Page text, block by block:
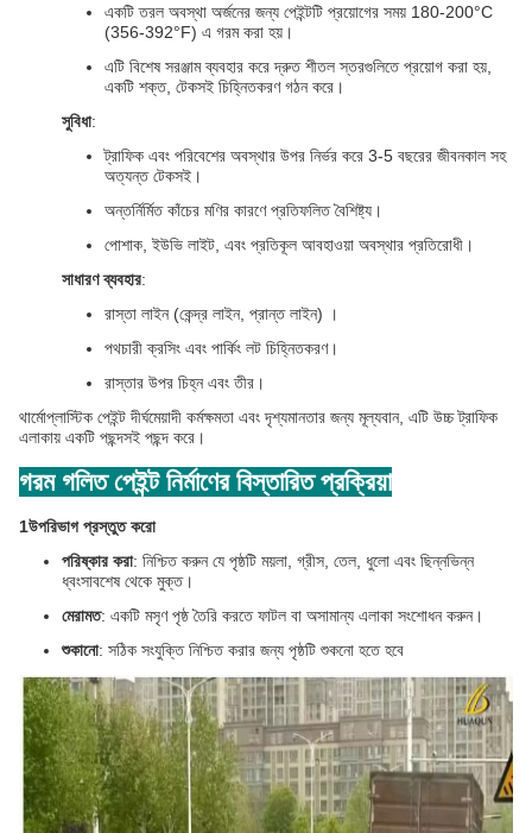
একটি তরল অবস্থা অর্জনের জন্য পেইন্টটি প্রয়োগের সময় 180-200°C
(356-392°F) এ গরম করা হয়।
এটি বিশেষ সরঞ্জাম ব্যবহার করে দ্রুত শীতল স্তরগুলিতে প্রয়োগ করা হয়,
একটি শক্ত, টেকসই চিহ্নিতকরণ গঠন করে।
সুবিধা:
ট্রাফিক এবং পরিবেশের অবস্থার উপর নির্ভর করে 3-5 বছরের জীবনকাল সহ
অত্যন্ত টেকসই।
অন্তর্নির্মিত কাঁচের মণির কারণে প্রতিফলিত বৈশিষ্ট্য।
পোশাক, ইউভি লাইট, এবং প্রতিকূল আবহাওয়া অবস্থার প্রতিরোধী।
সাধারণ ব্যবহার:
রাস্তা লাইন (কেন্দ্র লাইন, প্রান্ত লাইন) ।
পথচারী ক্রসিং এবং পার্কিং লট চিহ্নিতকরণ।
রাস্তার উপর চিহ্ন এবং তীর।
থার্মোপ্লাস্টিক পেইন্ট দীর্ঘমেয়াদী কর্মক্ষমতা এবং দৃশ্যমানতার জন্য মূল্যবান, এটি উচ্চ ট্রাফিক
এলাকায় একটি পছন্দসই পছন্দ করে।
গরম গলিত পেইন্ট নির্মাণের বিস্তারিত প্রক্রিয়া
1উপরিভাগ প্রস্তুত করো
পরিষ্কার করা: নিশ্চিত করুন যে পৃষ্ঠটি ময়লা, গ্রীস, তেল, ধুলো এবং ছিন্নভিন্ন
ধ্বংসাবশেষ থেকে মুক্ত।
মেরামত: একটি মসৃণ পৃষ্ঠ তৈরি করতে ফাটল বা অসামান্য এলাকা সংশোধন করুন।
শুকানো: সঠিক সংযুক্তি নিশ্চিত করার জন্য পৃষ্ঠটি শুকনো হতে হবে